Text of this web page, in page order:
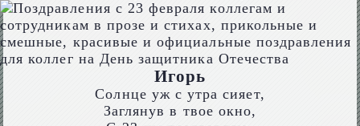
Игорь
Солнце уж с утра сияет,
Заглянув в твое окно,